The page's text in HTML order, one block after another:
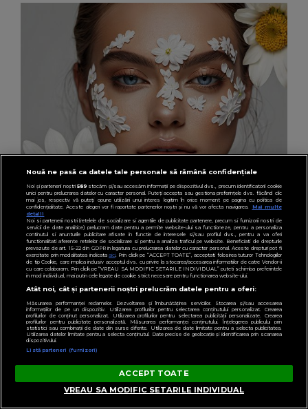
BEAUTY
Plasturii pentru coșuri: un truc discret care îți
salvează tenul înainte de un eveniment
important
Nouă ne pasă ca datele tale personale să rămână confidențiale
Noi și partenerii noștri589stocăm și/sau accesăm informații pe dispozitivul dvs., precum identificatorii cookie
unici pentru prelucrarea datelor cu caracter personal. Puteți accepta sau gestiona preferințele dvs. făcând clic
mai jos, respectiv vă puteți opune utilizării unui interes legitim în orice moment pe pagina cu politica de
confidențialitate. Aceste alegeri vor fi raportate partenerilor noștri și nu vă vor afecta navigarea.
Mai multe
detalii
Noi si partenerii nostri (retelele de socializare si agentiile de publicitate partenere, precum si furnizorii nostri de
servicii de date analitice) prelucram date pentru a permite website-ului sa functioneze, pentru a personaliza
continutul si anunturile publicitare afisate in functie de interesele si/sau profilul dvs., pentru a va oferi
functionalitati aferente retelelor de socializare si pentru a analiza traficul pe website. Beneficiati de drepturile
prevazute de art. 15-22 din GDPR in legatura cu prelucrarea datelor cu caracter personal. Aceste drepturi pot fi
exercitate prin modalitatea indicataaici. Prin click pe “ACCEPT TOATE”, acceptati folosirea tuturor Tehnologiilor
de tip Cookie, care implica inclusiv acceptul dvs. cu privire la stocarea/accesarea informatiilor de catre Vendor-ii
cu care colaboram. Prin click pe “VREAU SA MODIFIC SETARILE INDIVIDUAL” puteti schimba preferintele
in mod individual, mai putin cele legate de cookie strict necesare pentru functionarea website-ului.
Atât noi, cât și partenerii noștri prelucrăm datele pentru a oferi:
Măsurarea performanței reclamelor. Dezvoltarea și îmbunătățirea serviciilor. Stocarea și/sau accesarea
informațiilor de pe un dispozitiv. Utilizarea profilurilor pentru selectarea conținutului personalizat. Crearea
profilurilor de conținut personalizat. Utilizarea profilurilor pentru selectarea publicității personalizate. Crearea
profilurilor pentru publicitate personalizată. Măsurarea performanței conținutului. Înțelegerea publicului prin
statistici sau combinații de date din surse diferite. Utilizarea de date limitate pentru a selecta publicitatea.
Utilizarea datelor limitate pentru a selecta conținutul. Date precise de geolocație și identificarea prin scanarea
dispozitivului.
Listă parteneri (furnizori)
ACCEPT TOATE
VREAU SA MODIFIC SETARILE INDIVIDUAL